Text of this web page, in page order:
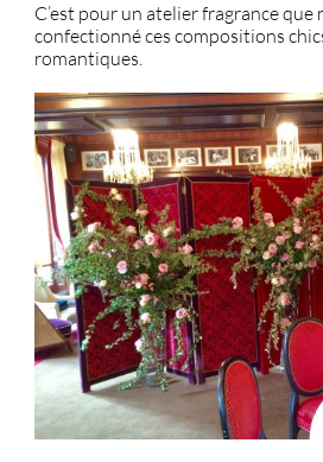
C’est pour un atelier fragrance que
confectionné ces compositions
romantiques.